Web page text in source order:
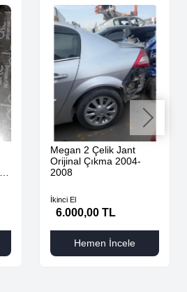
Megan 2 Çelik Jant
Orijinal Çıkma 2004-
2008
İkinci El
6.000,00 TL
Hemen İncele